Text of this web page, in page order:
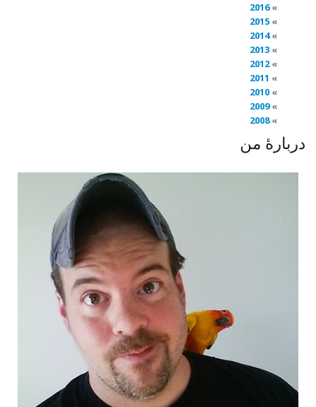
2016
2015
2014
2013
2012
2011
2010
2009
2008
دربارهٔ من